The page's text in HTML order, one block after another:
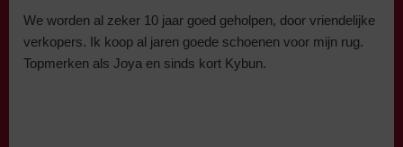
We worden al zeker 10 jaar goed geholpen, door vriendelijke
verkopers. Ik koop al jaren goede schoenen voor mijn rug.
Topmerken als Joya en sinds kort Kybun.